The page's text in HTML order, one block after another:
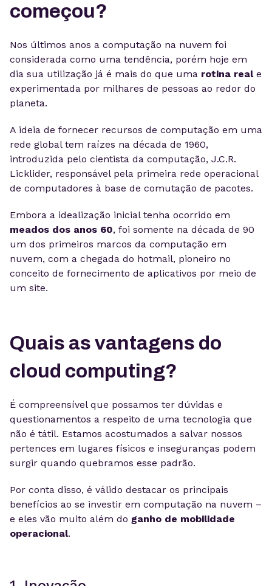
começou?
Nos últimos anos a computação na nuvem foi
considerada como uma tendência, porém hoje em
dia sua utilização já é mais do que uma rotina reale
experimentada por milhares de pessoas ao redor do
planeta.
A ideia de fornecer recursos de computação em uma
rede global tem raízes na década de 1960,
introduzida pelo cientista da computação, J.C.R.
Licklider, responsável pela primeira rede operacional
de computadores à base de comutação de pacotes.
Embora a idealização inicial tenha ocorrido em
meados dos anos 60, foi somente na década de 90
um dos primeiros marcos da computação em
nuvem, com a chegada do hotmail, pioneiro no
conceito de fornecimento de aplicativos por meio de
um site.
Quais as vantagens do
cloud computing?
É compreensível que possamos ter dúvidas e
questionamentos a respeito de uma tecnologia que
não é tátil. Estamos acostumados a salvar nossos
pertences em lugares físicos e inseguranças podem
surgir quando quebramos esse padrão.
Por conta disso, é válido destacar os principais
benefícios ao se investir em computação na nuvem –
e eles vão muito além do ganho de mobilidade
operacional.